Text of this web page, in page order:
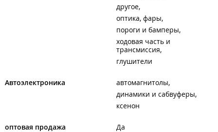
другое
оптика, фары
пороги и бамперы
ходовая часть и
трансмиссия
глушители
Автоэлектроника
автомагнитолы
динамики и сабвуферы
ксенон
оптовая продажа Да